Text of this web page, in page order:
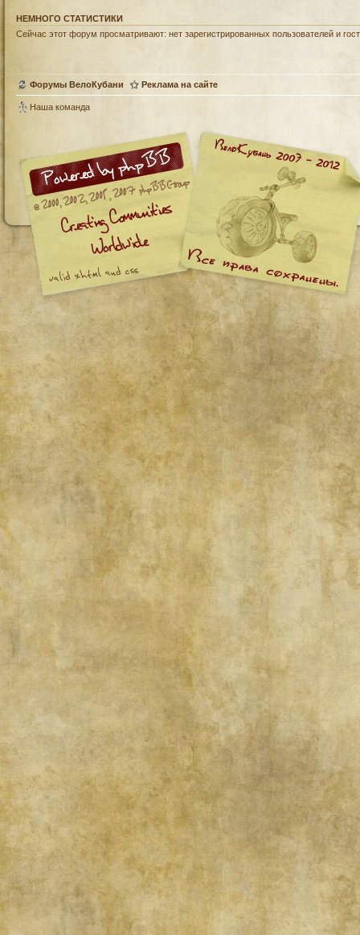
НЕМНОГО СТАТИСТИКИ
Сейчас этот форум просматривают: нет зарегистрированных пользователей и
Форумы ВелоКубани Реклама на сайте
Наша команда